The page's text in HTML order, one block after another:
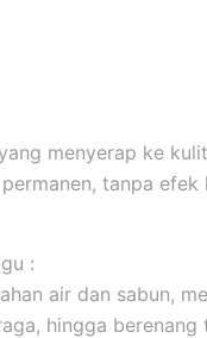
menyerap ke
tanpa
:
air dan sabun,
hingga